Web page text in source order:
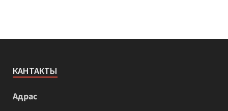
КАНТАКТЫ
Адрас